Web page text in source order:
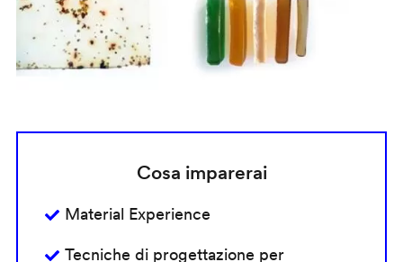
Cosa imparerai
Material Experience
Tecniche di progettazione per